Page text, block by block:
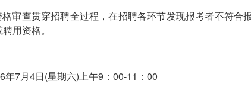
审查贯穿招聘全过程，在招聘各环节发现报考者不符合
用资格。
7月4日(星期六)上午9：00-11：00